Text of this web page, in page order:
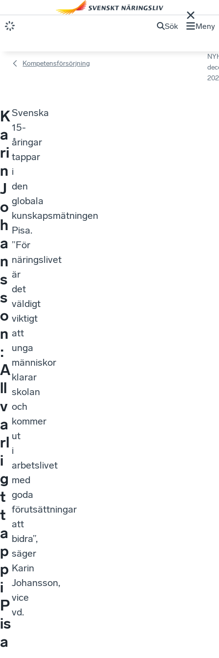
Sök Meny
Kompetensförsörjning
K
a
ri
n
J
o
h
a
n
s
s
o
n
:
A
ll
v
a
rl
i
g
t
t
a
p
p
i
P
is
a
Svenska
15-
åringar
tappar
i
den
globala
kunskapsmätningen
Pisa.
”För
näringslivet
är
det
väldigt
viktigt
att
unga
människor
klarar
skolan
och
kommer
ut
i
arbetslivet
med
goda
förutsättningar
att
bidra”,
säger
Karin
Johansson,
vice
vd.